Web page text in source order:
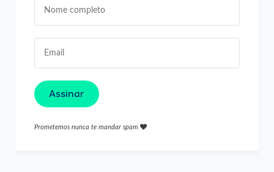
Assinar
Prometemos nunca te mandar spam